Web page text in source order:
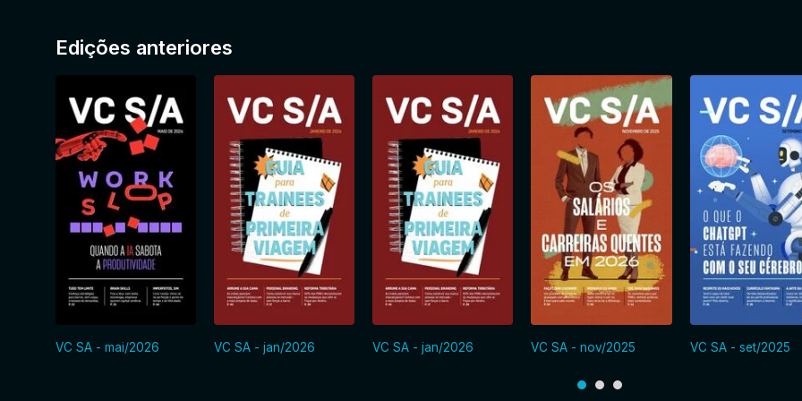
Edições anteriores
VC SA - mai/2026 VC SA - jan/2026 VC SA - jan/2026 VC SA - nov/2025 VC SA - set/2025